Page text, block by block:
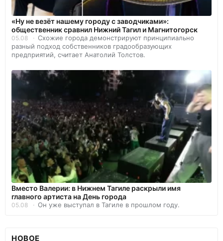
«Ну не везёт нашему городу с заводчиками»:
общественник сравнил Нижний Тагил и Магнитогорск
05.08
Схожие города демонстрируют принципиально
разный подход собственников градообразующих
предприятий, считает Анатолий Толстов.
Вместо Валерии: в Нижнем Тагиле раскрыли имя
главного артиста на День города
05.08 Он уже выступал в Тагиле в прошлом году.
НОВОЕ